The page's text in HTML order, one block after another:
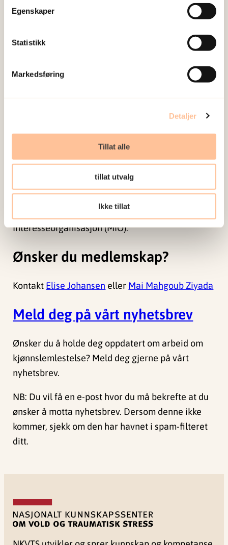
Egenskaper
Statistikk
Markedsføring
Detaljer
Tillat alle
tillat utvalg
Ikke tillat
Mangfoldsdirektoratet (IMDi), Politidirektoratet,
Utlendingsdirektoratet (UDI), Utlendingsnemda
(UNE), NKVTS, Norges miljø- og biovitenskapelige
universitet (NMBU), Universitetet i Bergen (UIB),
Oslo Universitetssykehus, Aker Sykehus, Norad,
Folkehelse-Instituttet (FhI), Helsesykepleier
InterAfrican Committe (IAC-Norge), Human Rights
Research League, Røde Kors telefonen, Rådet for
kulturkompetanse i forebyggende arbeid (RKF),
Interesseorganisasjon (MIO).
Ønsker du medlemskap?
Kontakt Elise Johansen eller Mai Mahgoub Ziyada
Meld deg på vårt nyhetsbrev
Ønsker du å holde deg oppdatert om arbeid om
kjønnslemlestelse? Meld deg gjerne på vårt
nyhetsbrev.
NB: Du vil få en e-post hvor du må bekrefte at du
ønsker å motta nyhetsbrev. Dersom denne ikke
kommer, sjekk om den har havnet i spam-filteret
ditt.